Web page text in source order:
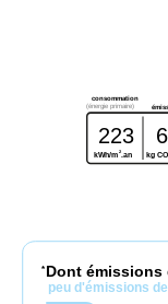
consommation
(énergie primaire)
223
kWh/m2.an kg CO
* Dont émissions
peu d'émissions